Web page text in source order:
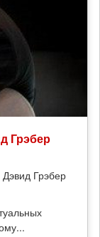
Грэбер
Грэбер